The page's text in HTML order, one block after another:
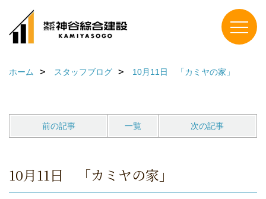
ホーム スタッフブログ 10月11日 「カミヤの家」
前の記事 一覧 次の記事
10月11日 「カミヤの家」